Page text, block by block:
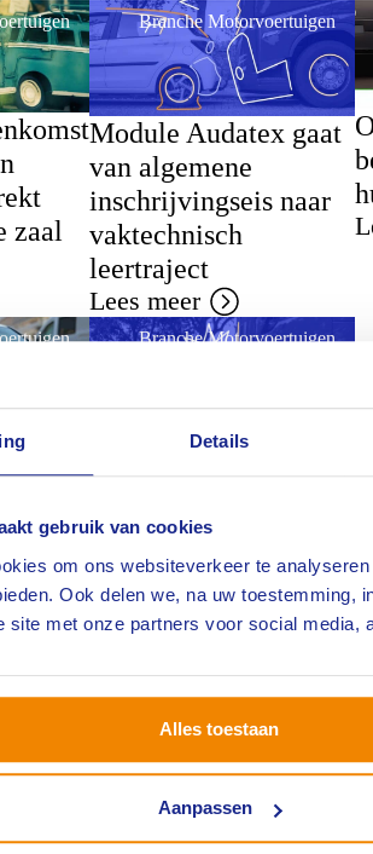
Details
gebruik van cookies
om ons websiteverkeer te
Ook delen we, na uw toestemming,
site met onze partners voor social media,
Alles toestaan
Aanpassen
zaal
Branche Motorvoertuigen
Module Audatex gaat
van algemene
inschrijvingseis naar
vaktechnisch
leertraject
Lees meer
Branche Motorvoertuigen
Herijking
vaktechnische
Motorvoertuigen: wie
doet er mee?